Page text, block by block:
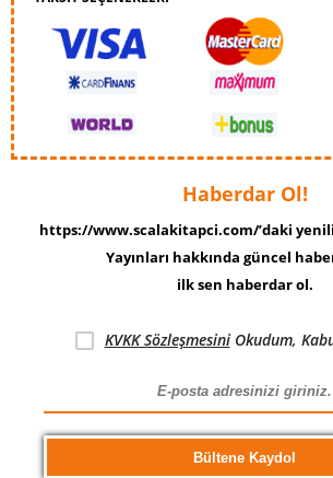
Haberdar Ol!
https://www.scalakitapci.com/’daki
Yayınları hakkında güncel
ilk sen haberdar ol.
KVKK SözleşmesiniOkudum,